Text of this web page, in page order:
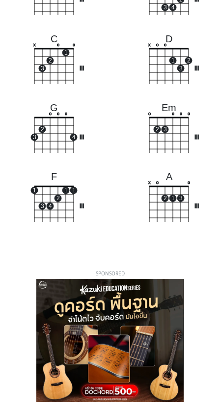
3 4
C
x
3
2
o
1
o
D
x o o
1
3
2
G
3
2
o o o
4
Em
o
2 3
o o o
F
1
3 4
2
1 1
A
x o
2 1 3
o
SPONSORED